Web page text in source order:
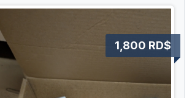
1,800 RD$